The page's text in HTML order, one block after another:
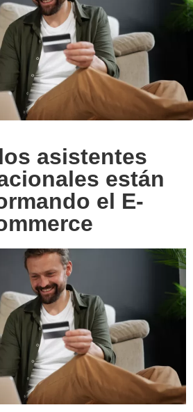
asistentes
están
el E-